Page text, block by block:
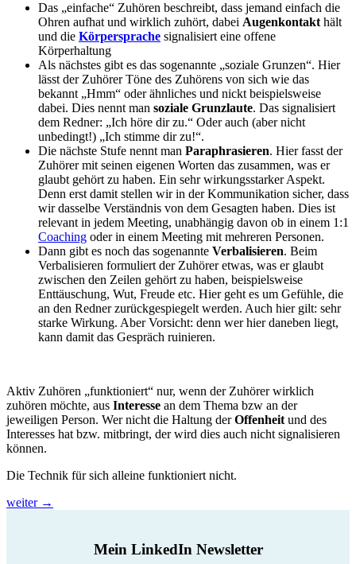
Das „einfache“ Zuhören beschreibt, dass jemand einfach die
Ohren aufhat und wirklich zuhört, dabei Augenkontakt hält
und die Körpersprache signalisiert eine offene
Körperhaltung
Als nächstes gibt es das sogenannte „soziale Grunzen“. Hier
lässt der Zuhörer Töne des Zuhörens von sich wie das
bekannt „Hmm“ oder ähnliches und nickt beispielsweise
dabei. Dies nennt man soziale Grunzlaute. Das signalisiert
dem Redner: „Ich höre dir zu.“ Oder auch (aber nicht
unbedingt!) „Ich stimme dir zu!“.
Die nächste Stufe nennt man Paraphrasieren. Hier fasst der
Zuhörer mit seinen eigenen Worten das zusammen, was er
glaubt gehört zu haben. Ein sehr wirkungsstarker Aspekt.
Denn erst damit stellen wir in der Kommunikation sicher, dass
wir dasselbe Verständnis von dem Gesagten haben. Dies ist
relevant in jedem Meeting, unabhängig davon ob in einem 1:1
Coaching oder in einem Meeting mit mehreren Personen.
Dann gibt es noch das sogenannte Verbalisieren. Beim
Verbalisieren formuliert der Zuhörer etwas, was er glaubt
zwischen den Zeilen gehört zu haben, beispielsweise
Enttäuschung, Wut, Freude etc. Hier geht es um Gefühle, die
an den Redner zurückgespiegelt werden. Auch hier gilt: sehr
starke Wirkung. Aber Vorsicht: denn wer hier daneben liegt,
kann damit das Gespräch ruinieren.
Aktiv Zuhören „funktioniert“ nur, wenn der Zuhörer wirklich
zuhören möchte, aus Interesse an dem Thema bzw an der
jeweiligen Person. Wer nicht die Haltung derOffenheit und des
Interesses hat bzw. mitbringt, der wird dies auch nicht signalisieren
können.
Die Technik für sich alleine funktioniert nicht.
weiter →
Mein LinkedIn Newsletter